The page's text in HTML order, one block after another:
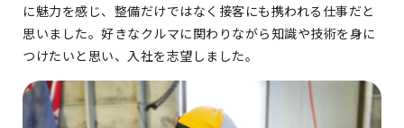
に魅力を感じ、整備だけではなく接客にも携われる仕事だと
思いました。好きなクルマに関わりながら知識や技術を身に
つけたいと思い、入社を志望しました。